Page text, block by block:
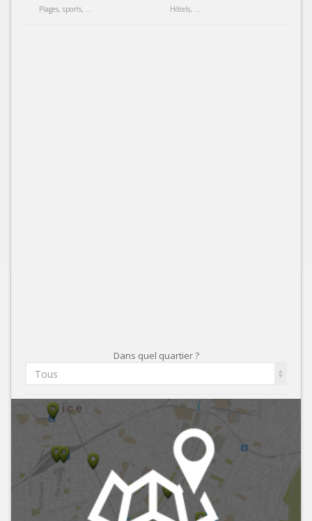
Plages, sports, ... Hôtels, ...
Dans quel quartier ?
Tous